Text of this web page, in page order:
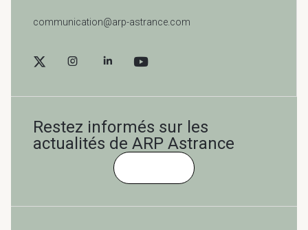
communication@arp-astrance.com
Restez informés sur les
actualités de ARP Astrance